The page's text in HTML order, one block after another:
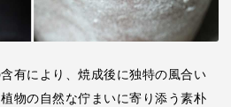
有により、焼成後に独特の風合い
物の自然な佇まいに寄り添う素朴